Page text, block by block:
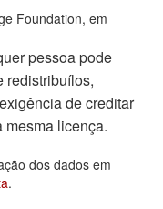
Foundation, em
pessoa pode
redistribuí­los,
de creditar
mesma licença.
dos dados em
.